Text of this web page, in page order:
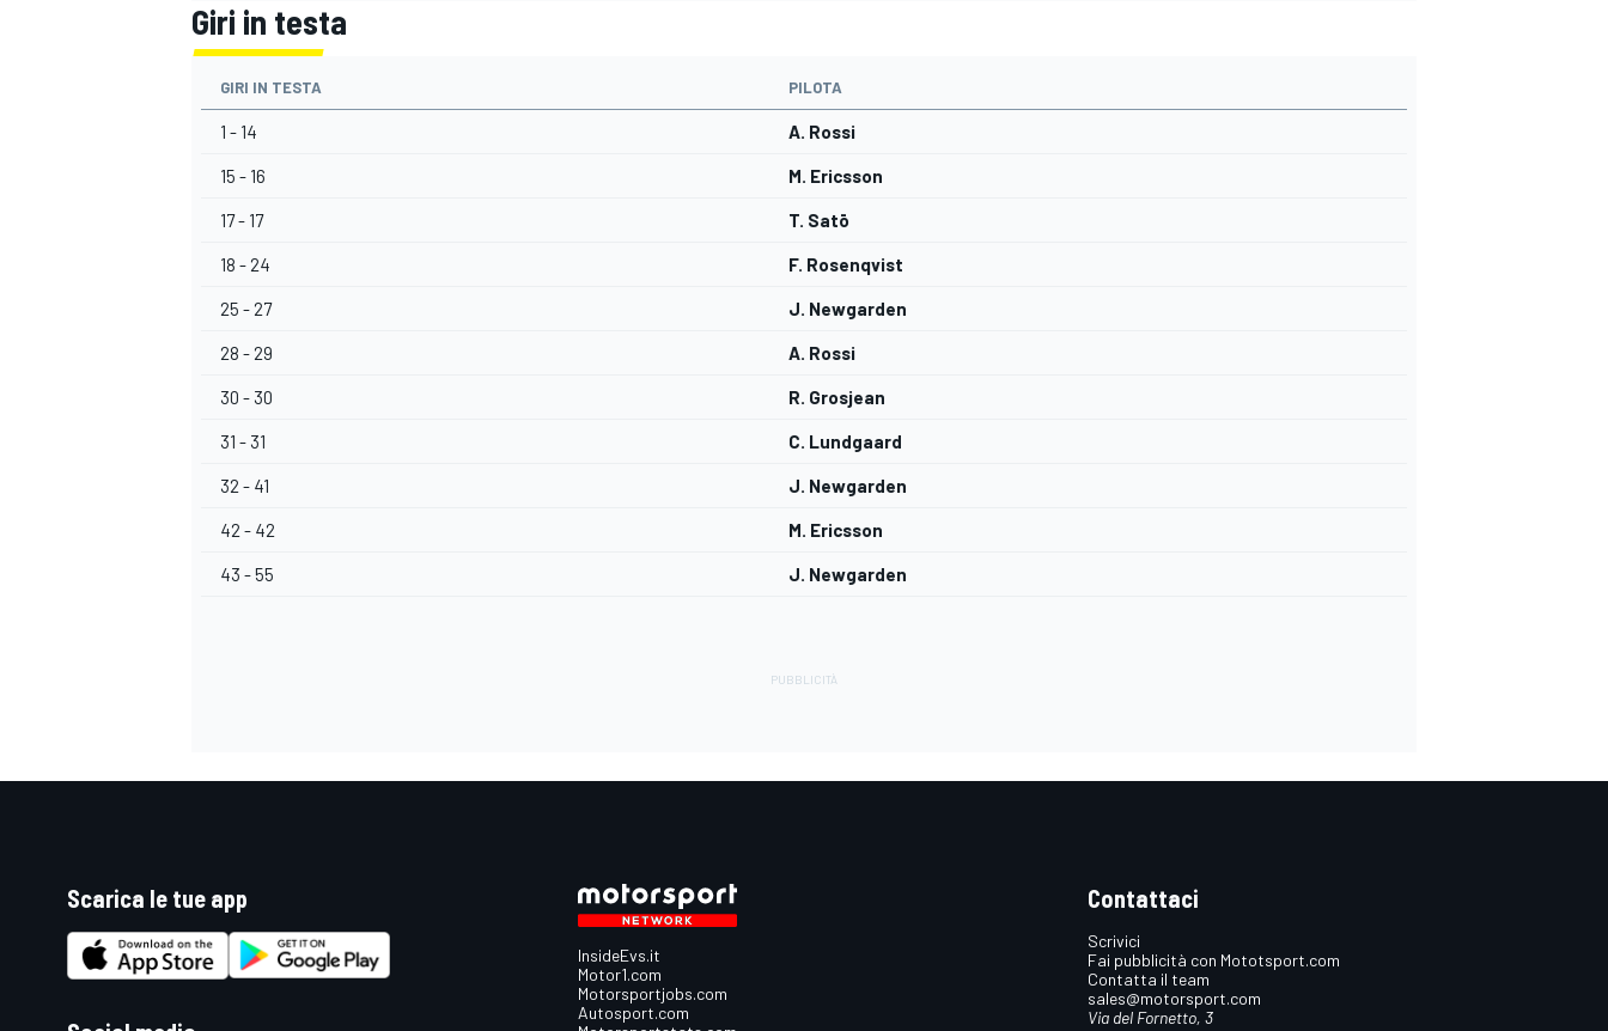
RALLY
Giri in testa
GIRI IN TESTA PILOTA
1 - 14 A. Rossi
15 - 16 M. Ericsson
17 - 17 T. Satō
18 - 24 F. Rosenqvist
25 - 27 J. Newgarden
28 - 29 A. Rossi
30 - 30 R. Grosjean
31 - 31 C. Lundgaard
32 - 41 J. Newgarden
42 - 42 M. Ericsson
43 - 55 J. Newgarden
Scarica le tue app
InsideEvs.it
Motor1.com
Motorsportjobs.com
Autosport.com
Contattaci
Scrivici
Fai pubblicità con Mototsport.com
Contatta il team
sales@motorsport.com
Via del Fornetto, 3